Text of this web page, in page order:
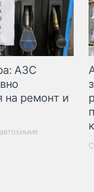
АЗС
на ремонт и